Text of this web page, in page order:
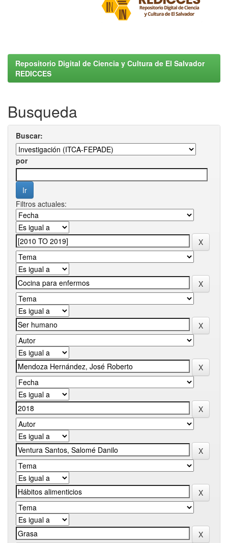
Repositorio Digital de Ciencia y Cultura de El Salvador
REDICCES
Busqueda
Buscar:
por
Filtros actuales: